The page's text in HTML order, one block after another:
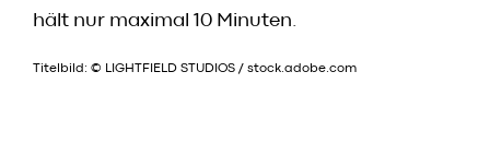
hält nur maximal 10 Minuten.
Titelbild: © LIGHTFIELD STUDIOS / stock.adobe.com